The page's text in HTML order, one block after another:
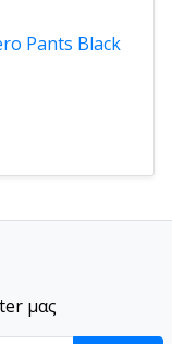
Pants Black
μας